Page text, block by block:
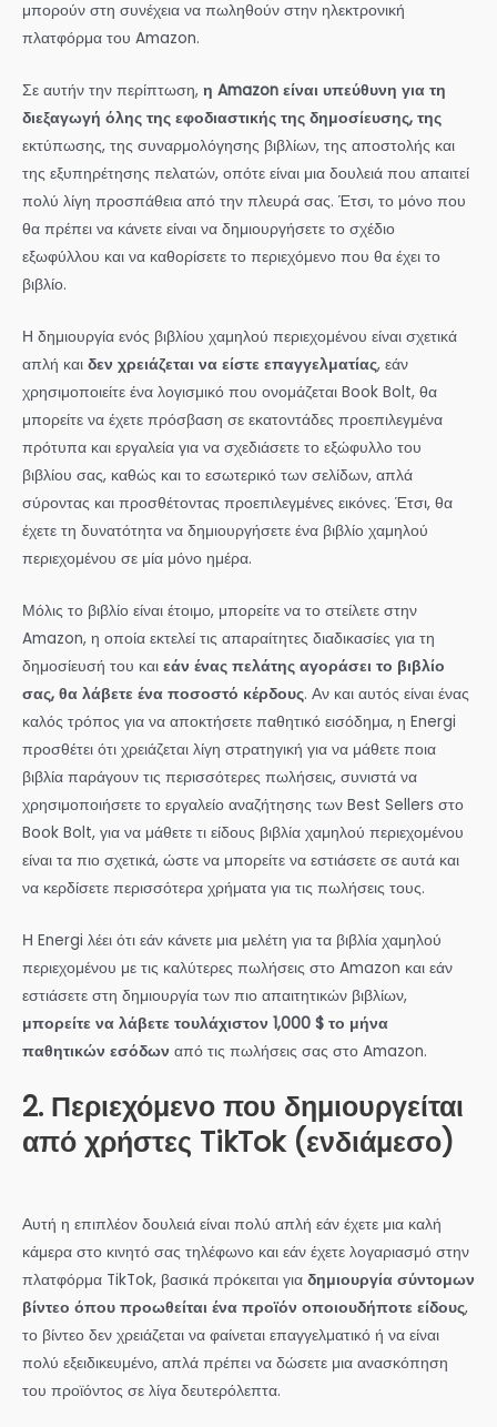
μπορούν στη συνέχεια να πωληθούν στην ηλεκτρονική
πλατφόρμα του Amazon.
Σε αυτήν την περίπτωση, η Amazon είναι υπεύθυνη για τη
διεξαγωγή όλης της εφοδιαστικής της δημοσίευσης, της
εκτύπωσης, της συναρμολόγησης βιβλίων, της αποστολής και
της εξυπηρέτησης πελατών, οπότε είναι μια δουλειά που απαιτεί
πολύ λίγη προσπάθεια από την πλευρά σας. Έτσι, το μόνο που
θα πρέπει να κάνετε είναι να δημιουργήσετε το σχέδιο
εξωφύλλου και να καθορίσετε το περιεχόμενο που θα έχει το
βιβλίο.
Η δημιουργία ενός βιβλίου χαμηλού περιεχομένου είναι σχετικά
απλή και δεν χρειάζεται να είστε επαγγελματίας, εάν
χρησιμοποιείτε ένα λογισμικό που ονομάζεται Book Bolt, θα
μπορείτε να έχετε πρόσβαση σε εκατοντάδες προεπιλεγμένα
πρότυπα και εργαλεία για να σχεδιάσετε το εξώφυλλο του
βιβλίου σας, καθώς και το εσωτερικό των σελίδων, απλά
σύροντας και προσθέτοντας προεπιλεγμένες εικόνες. Έτσι, θα
έχετε τη δυνατότητα να δημιουργήσετε ένα βιβλίο χαμηλού
περιεχομένου σε μία μόνο ημέρα.
Μόλις το βιβλίο είναι έτοιμο, μπορείτε να το στείλετε στην
Amazon, η οποία εκτελεί τις απαραίτητες διαδικασίες για τη
δημοσίευσή του και εάν ένας πελάτης αγοράσει το βιβλίο
σας, θα λάβετε ένα ποσοστό κέρδους. Αν και αυτός είναι ένας
καλός τρόπος για να αποκτήσετε παθητικό εισόδημα, η Energi
προσθέτει ότι χρειάζεται λίγη στρατηγική για να μάθετε ποια
βιβλία παράγουν τις περισσότερες πωλήσεις, συνιστά να
χρησιμοποιήσετε το εργαλείο αναζήτησης των Best Sellers στο
Book Bolt, για να μάθετε τι είδους βιβλία χαμηλού περιεχομένου
είναι τα πιο σχετικά, ώστε να μπορείτε να εστιάσετε σε αυτά και
να κερδίσετε περισσότερα χρήματα για τις πωλήσεις τους.
Η Energi λέει ότι εάν κάνετε μια μελέτη για τα βιβλία χαμηλού
περιεχομένου με τις καλύτερες πωλήσεις στο Amazon και εάν
εστιάσετε στη δημιουργία των πιο απαιτητικών βιβλίων,
μπορείτε να λάβετε τουλάχιστον 1,000 $ το μήνα
παθητικών εσόδων από τις πωλήσεις σας στο Amazon.
2. Περιεχόμενο που δημιουργείται
από χρήστες TikTok (ενδιάμεσο)
Αυτή η επιπλέον δουλειά είναι πολύ απλή εάν έχετε μια καλή
κάμερα στο κινητό σας τηλέφωνο και εάν έχετε λογαριασμό στην
πλατφόρμα TikTok, βασικά πρόκειται για δημιουργία σύντομων
βίντεο όπου προωθείται ένα προϊόν οποιουδήποτε είδους,
το βίντεο δεν χρειάζεται να φαίνεται επαγγελματικό ή να είναι
πολύ εξειδικευμένο, απλά πρέπει να δώσετε μια ανασκόπηση
του προϊόντος σε λίγα δευτερόλεπτα.